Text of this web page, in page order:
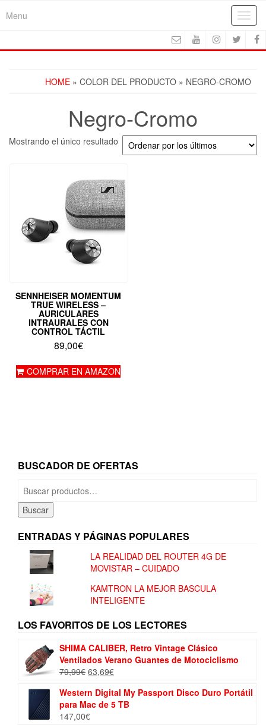
Menu
HOME » COLOR DEL PRODUCTO » NEGRO-CROMO
Negro-Cromo
Mostrando el único resultado
SENNHEISER MOMENTUM
TRUE WIRELESS –
AURICULARES
INTRAURALES CON
CONTROL TÁCTIL
89,00€
COMPRAR EN AMAZON
BUSCADOR DE OFERTAS
por:
Buscar
ENTRADAS Y PÁGINAS POPULARES
LA REALIDAD DEL ROUTER 4G DE
MOVISTAR – CUIDADO
KAMTRON LA MEJOR BASCULA
INTELIGENTE
LOS FAVORITOS DE LOS LECTORES
SHIMA CALIBER, Retro Vintage Clásico
Ventilados Verano Guantes de Motociclismo
79,99€ El
original
era:
79,99€.
63,69€El
actual
es:
Western Digital My Passport Disco Duro Portátil
para Mac de 5 TB
147,00€